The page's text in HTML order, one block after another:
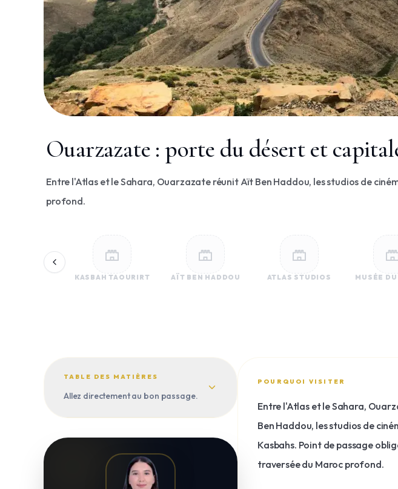
Ouarzazate : porte du désert et
Entre l'Atlas et le Sahara, Ouarzazate réunit Aït Ben Haddou, les studios de
profond.
KASBAH TAOURIRT AÏT BEN HADDOU ATLAS STUDIOS MUSÉE
TABLE DES MATIÈRES
Allez directement au bon passage.
POURQUOI VISITER
Entre l'Atlas et le Sahara,
Ben Haddou, les studios de
Kasbahs. Point de passage
traversée du Maroc profond.